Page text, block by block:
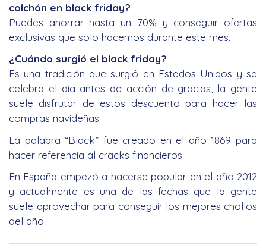
colchón en black friday?
Puedes ahorrar hasta un 70% y conseguir ofertas
exclusivas que solo hacemos durante este mes.
¿Cuándo surgió el black friday?
Es una tradición que surgió en Estados Unidos y se
celebra el día antes de acción de gracias, la gente
suele disfrutar de estos descuento para hacer las
compras navideñas.
La palabra “Black” fue creado en el año 1869 para
hacer referencia al cracks financieros.
En España empezó a hacerse popular en el año 2012
y actualmente es una de las fechas que la gente
suele aprovechar para conseguir los mejores chollos
del año.